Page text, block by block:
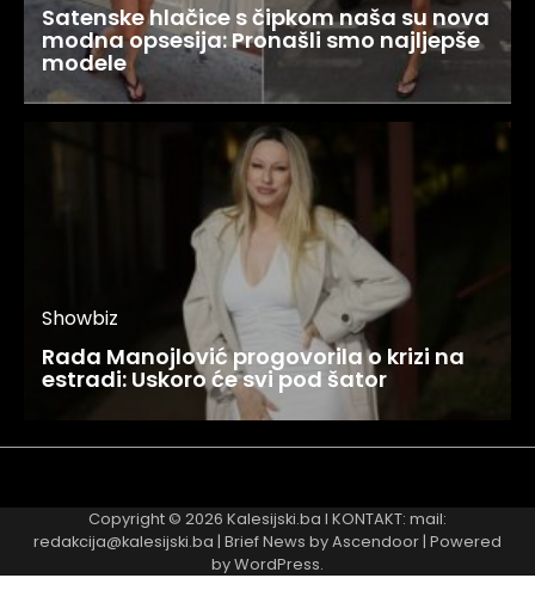
Satenske hlačice s čipkom naša su nova
modna opsesija: Pronašli smo najljepše
modele
Showbiz
Rada Manojlović progovorila o krizi na
estradi: Uskoro će svi pod šator
Copyright © 2026 Kalesijski.ba I KONTAKT: mail:
redakcija@kalesijski.ba | Brief News byAscendoor| Powered
byWordPress.